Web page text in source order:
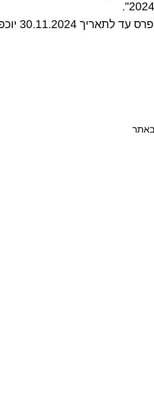
כמלגת קיום לסטודנט.ית